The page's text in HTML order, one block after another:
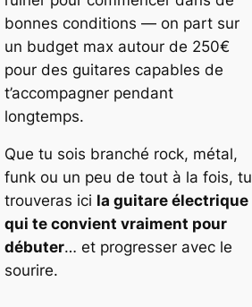
bonnes conditions — on part sur
un budget max autour de 250€
pour des guitares capables de
t’accompagner pendant
longtemps.
Que tu sois branché rock, métal,
funk ou un peu de tout à la fois, tu
trouveras ici la guitare électrique
qui te convient vraiment pour
débuter… et progresser avec le
sourire.